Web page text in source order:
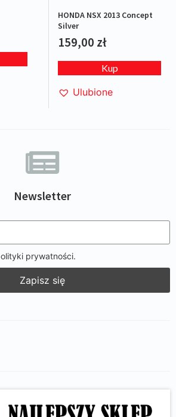
Newsletter
prywatności.
HONDA NSX 2013 Concept
Silver
159,00 zł
Kup
Ulubione